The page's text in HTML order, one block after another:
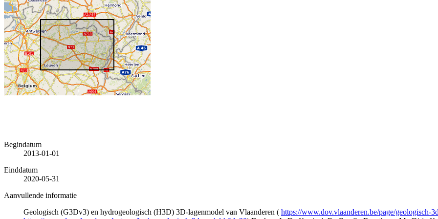
Begindatum
2013-01-01
Einddatum
2020-05-31
Aanvullende informatie
Geologisch (G3Dv3) en hydrogeologisch (H3D) 3D-lagenmodel van Vlaanderen ( https://www.dov.vlaanderen.be/page/geologisch-